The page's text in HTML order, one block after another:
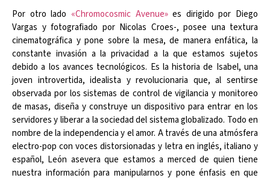
Por otro lado «Chromocosmic Avenue»es dirigido por Diego
Vargas y fotografiado por Nicolas Croes-, posee una textura
cinematográfica y pone sobre la mesa, de manera enfática, la
constante invasión a la privacidad a la que estamos sujetos
debido a los avances tecnológicos. Es la historia de Isabel, una
joven introvertida, idealista y revolucionaria que, al sentirse
observada por los sistemas de control de vigilancia y monitoreo
de masas, diseña y construye un dispositivo para entrar en los
servidores y liberar a la sociedad del sistema globalizado. Todo en
nombre de la independencia y el amor. A través de una atmósfera
electro-pop con voces distorsionadas y letra en inglés, italiano y
español, León asevera que estamos a merced de quien tiene
nuestra información para manipularnos y pone énfasis en que